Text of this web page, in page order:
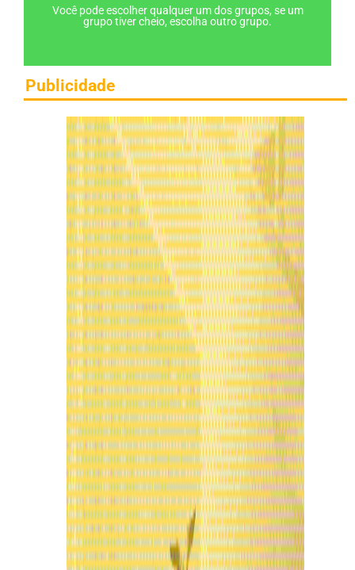
Você pode escolher qualquer um dos grupos, se um
grupo tiver cheio, escolha outro grupo.
Publicidade